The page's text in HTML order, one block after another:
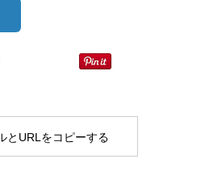
とURLをコピーする